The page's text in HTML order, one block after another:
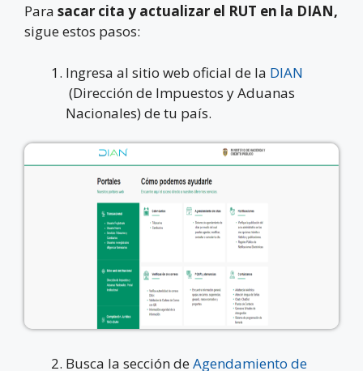
Para sacar cita y actualizar el RUT en la DIAN,
sigue estos pasos:
Ingresa al sitio web oficial de la DIAN
(Dirección de Impuestos y Aduanas
Nacionales) de tu país.
Busca la sección deAgendamiento de